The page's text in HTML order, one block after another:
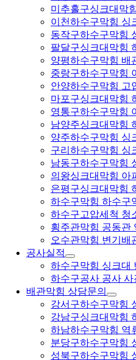
미추홀구싱크대막
이천하수구막힘 싱
동작구하수구막힘
팔달구싱크대막힘
양평하수구막힘 배
중랑구하수구막힘
안양하수구막힘 고
마포구싱크대막힘
영통구하수구막힘
남양주싱크대막힘
양주하수구막힘 싱
구리하수구막힘 싱
남동구하수구막힘
의왕싱크대막힘 아
은평구싱크대막힘
하수구막힘 하수구
하수구고압세척 청
횡주관막힘 공동관
오수관막힘 변기배
공사실적
하수구막힘 싱크대
하수구공사 공사 사
배관막힘 상담문의
강서구하수구막힘
강남구싱크대막힘
하남하수구막힘 역
분당구하수구막힘
성북구하수구막힘